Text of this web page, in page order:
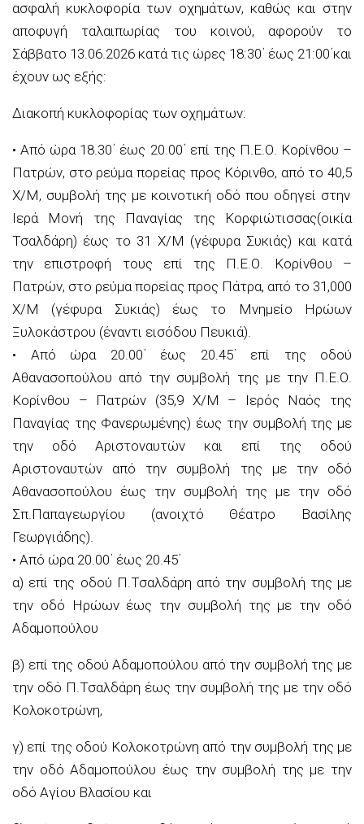
ασφαλή κυκλοφορία των οχημάτων, καθώς και στην
αποφυγή ταλαιπωρίας του κοινού, αφορούν το
Σάββατο 13.06.2026 κατά τις ώρες 18:30΄ έως 21:00΄και
έχουν ως εξής:
Διακοπή κυκλοφορίας των οχημάτων:
•Από ώρα 18.30΄ έως 20.00΄ επί της Π.Ε.Ο. Κορίνθου –
Πατρών, στο ρεύμα πορείας προς Κόρινθο, από το 40,5
Χ/Μ, συμβολή της με κοινοτική οδό που οδηγεί στην
Ιερά Μονή της Παναγίας της Κορφιώτισσας(οικία
Τσαλδάρη) έως το 31 Χ/Μ (γέφυρα Συκιάς) και κατά
την επιστροφή τους επί της Π.Ε.Ο. Κορίνθου –
Πατρών, στο ρεύμα πορείας προς Πάτρα, από το 31,000
Χ/Μ (γέφυρα Συκιάς) έως το Μνημείο Ηρώων
Ξυλοκάστρου (έναντι εισόδου Πευκιά).
• Από ώρα 20.00΄ έως 20.45΄ επί της οδού
Αθανασοπούλου από την συμβολή της με τηνΠ.Ε.Ο.
Κορίνθου – Πατρών (35,9Χ/Μ – Ιερός Ναός της
Παναγίας της Φανερωμένης) έως την συμβολή της με
την οδό Αριστοναυτών και επί της οδού
Αριστοναυτών από την συμβολή της με την οδό
Αθανασοπούλου έως την συμβολή της με την οδό
Σπ.Παπαγεωργίου (ανοιχτό Θέατρο Βασίλης
Γεωργιάδης).
• Από ώρα 20.00΄ έως 20.45΄
α) επί της οδού Π.Τσαλδάρη από την συμβολή της με
την οδό Ηρώων έως την συμβολή της με την οδό
Αδαμοπούλου
β) επί της οδού Αδαμοπούλου από την συμβολή της με
την οδό Π.Τσαλδάρη έως την συμβολή της με την οδό
Κολοκοτρώνη,
γ) επί της οδού Κολοκοτρώνη από την συμβολή της με
την οδό Αδαμοπούλου έως την συμβολή της με την
οδό Αγίου Βλασίου και